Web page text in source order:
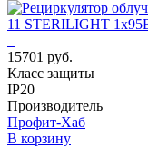
15701 руб.
Класс защиты
IP20
Производитель
Профит-Хаб
В корзину